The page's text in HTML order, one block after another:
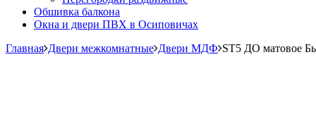
Обшивка балкона
Окна и двери ПВХ в Осиповичах
Главная Двери межкомнатные Двери МДФ ST5 ДО матовое